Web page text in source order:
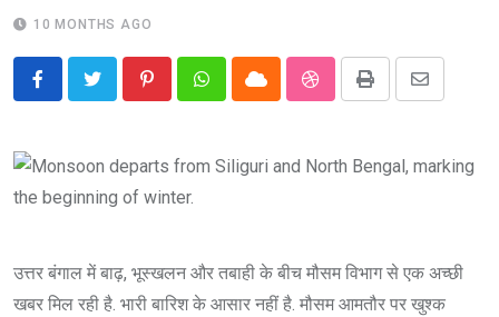
10 MONTHS AGO
PinterestWhatsappCloud StumbleUpon
Print
Share
Email
उत्तर बंगाल में बाढ़, भूस्खलन और तबाही के बीच मौसम विभाग से एक अच्छी
खबर मिल रही है. भारी बारिश के आसार नहीं है. मौसम आमतौर पर खुश्क